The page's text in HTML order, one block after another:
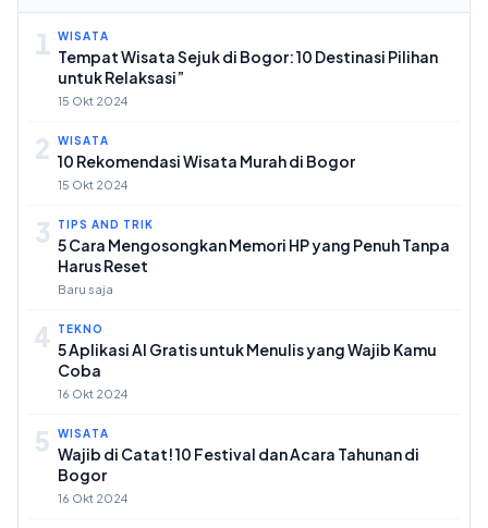
1 WISATA
Tempat Wisata Sejuk di Bogor: 10 Destinasi Pilihan
untuk Relaksasi”
15 Okt 2024
2 WISATA
10 Rekomendasi Wisata Murah di Bogor
15 Okt 2024
3 TIPS AND TRIK
5 Cara Mengosongkan Memori HP yang Penuh Tanpa
Harus Reset
Baru saja
4 TEKNO
5 Aplikasi AI Gratis untuk Menulis yang Wajib Kamu
Coba
16 Okt 2024
5 WISATA
Wajib di Catat! 10 Festival dan Acara Tahunan di
Bogor
16 Okt 2024